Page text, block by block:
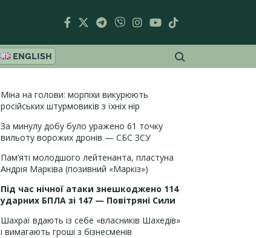
ENGLISH
Міна на голови: морпіхи викурюють
російських штурмовиків з їхніх нір
За минулу добу було уражено 61 точку
вильоту ворожих дронів — СБС ЗСУ
Пам’яті молодшого лейтенанта, пластуна
Андрія Марківа (позивний «Маркіз»)
Під час нічної атаки знешкоджено 114
ударних БПЛА зі 147 — Повітряні Сили
Шахраї вдають із себе «власників Шахедів»
і вимагають гроші з бізнесменів